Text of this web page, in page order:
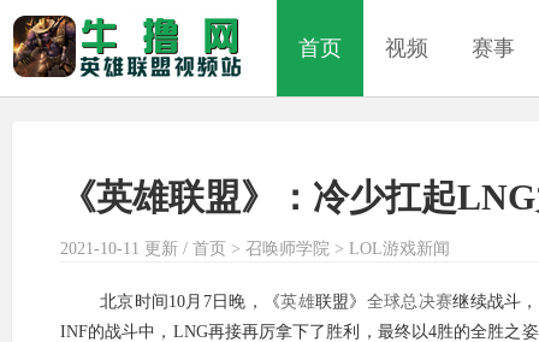
首页 视频 赛事
《英雄联盟》：冷少扛起
2021-10-11 更新 / 首页 > 召唤师学院 > LOL游戏新闻
北京时间10月7日晚，《英雄联盟》 全球总决赛继续战斗
INF的战斗中，LNG再接再厉拿下了胜利，最终以4胜的全胜之